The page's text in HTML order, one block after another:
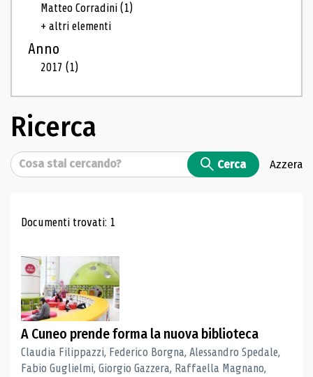
Matteo Corradini(1)
+ altri elementi
Anno
2017(1)
Ricerca
Cerca Cerca Azzera
Risultati di ricerca
Documenti trovati: 1
A Cuneo prende forma la nuova biblioteca
Claudia Filippazzi, Federico Borgna, Alessandro Spedale,
Fabio Guglielmi, Giorgio Gazzera, Raffaella Magnano,